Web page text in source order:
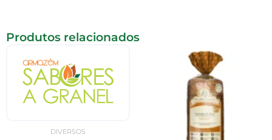
Produtos relacionados
DIVERSOS